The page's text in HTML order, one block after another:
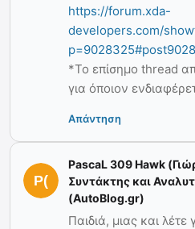
https://forum.xda-
developers.com/
*Το επίσημο thread
για όποιον
Απάντηση
PascaL 309 Hawk
Συντάκτης και
(AutoBlog.gr)
Παιδιά, μιας και λέτε